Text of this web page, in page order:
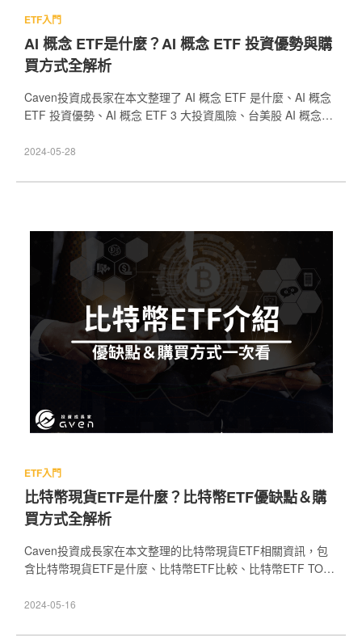
ETF入門
AI 概念 ETF是什麼？AI 概念 ETF 投資優勢與購
買方式全解析
Caven投資成長家在本文整理了 AI 概念 ETF 是什麼、AI 概念
ETF 投資優勢、AI 概念 ETF 3 大投資風險、台美股 AI 概念
題，讓你一次看懂目前全球市場上熱門的 AI 概念 ETF是什麼！
2024-05-28
ETF入門
比特幣現貨ETF是什麼？比特幣ETF優缺點＆購
買方式全解析
Caven投資成長家在本文整理的比特幣現貨ETF相關資訊，包
含比特幣現貨ETF是什麼、比特幣ETF比較、比特幣ETF TOP5
比特幣ETF常見問題，讓你一次看懂目前全球市場上熱門的比
2024-05-16